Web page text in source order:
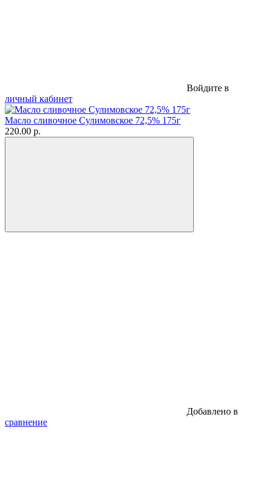
Войдите в
личный кабинет
Масло сливочное Сулимовское 72,5% 175г
220.00 р.
Добавлено в
сравнение